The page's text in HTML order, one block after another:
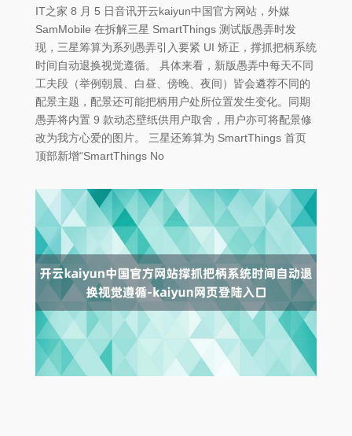
IT之家 8 月 5 日音讯开云kaiyun中国官方网站，外媒
SamMobile 在拆解三星 SmartThings 测试版愚弄时发
现，三星筹算为系列愚弄引入要紧 UI 矫正，撑抓把柄系统
时间自动退换视觉遵循。 具体来看，新版愚弄中每天不同
工夫段（举例朝晨、白昼、傍晚、夜间）皆会遴荐不同的
配景主题，配景还可能把柄用户处所位置发生变化。同期
愚弄将内置 9 款动态壁纸供用户取舍，用户亦可将配景修
改为我方心爱的图片。 三星还筹算为 SmartThings 首页
顶部新增“SmartThings No